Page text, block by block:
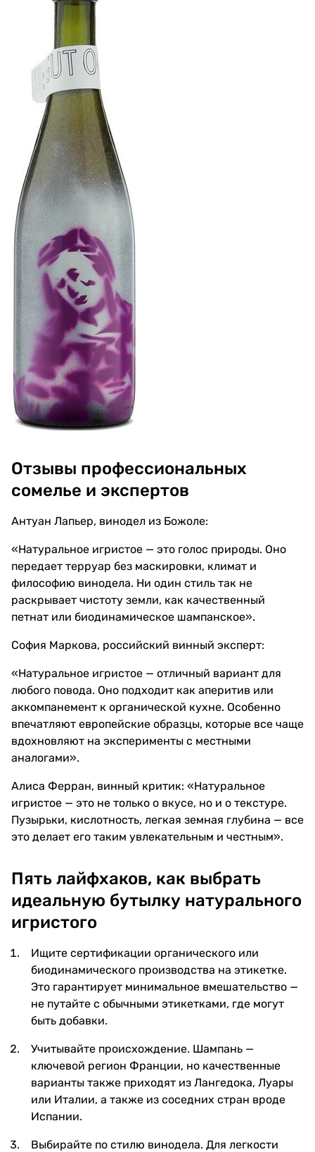
Отзывы профессиональных
сомелье и экспертов
Антуан Лапьер, винодел из Божоле:
«Натуральное игристое — это голос природы. Оно
передает терруар без маскировки, климат и
философию винодела. Ни один стиль так не
раскрывает чистоту земли, как качественный
петнат или биодинамическое шампанское».
София Маркова, российский винный эксперт:
«Натуральное игристое — отличный вариант для
любого повода. Оно подходит как аперитив или
аккомпанемент к органической кухне. Особенно
впечатляют европейские образцы, которые все чаще
вдохновляют на эксперименты с местными
аналогами».
Алиса Ферран, винный критик: «Натуральное
игристое — это не только о вкусе, но и о текстуре.
Пузырьки, кислотность, легкая земная глубина — все
это делает его таким увлекательным и честным».
Пять лайфхаков, как выбрать
идеальную бутылку натурального
игристого
Ищите сертификации органического или
биодинамического производства на этикетке.
Это гарантирует минимальное вмешательство —
не путайте с обычными этикетками, где могут
быть добавки.
Учитывайте происхождение. Шампань —
ключевой регион Франции, но качественные
варианты также приходят из Лангедока, Луары
или Италии, а также из соседних стран вроде
Испании.
Выбирайте по стилю винодела. Для легкости